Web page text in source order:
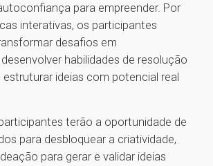
para empreender. Por
interativas, os participantes
desafios em
habilidades de resolução
estruturar ideias com potencial real
terão a oportunidade de
para desbloquear a criatividade,
para gerar e validar ideias